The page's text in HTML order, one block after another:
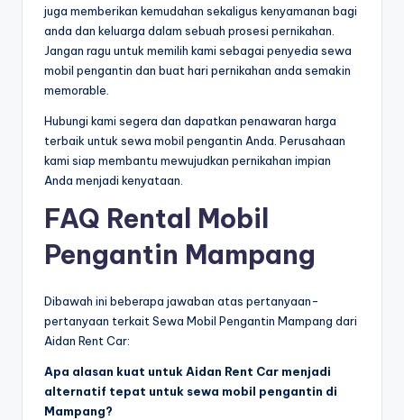
juga memberikan kemudahan sekaligus kenyamanan bagi
anda dan keluarga dalam sebuah prosesi pernikahan.
Jangan ragu untuk memilih kami sebagai penyedia sewa
mobil pengantin dan buat hari pernikahan anda semakin
memorable.
Hubungi kami segera dan dapatkan penawaran harga
terbaik untuk sewa mobil pengantin Anda. Perusahaan
kami siap membantu mewujudkan pernikahan impian
Anda menjadi kenyataan.
FAQ Rental Mobil
Pengantin Mampang
Dibawah ini beberapa jawaban atas pertanyaan-
pertanyaan terkait Sewa Mobil Pengantin Mampang dari
Aidan Rent Car:
Apa alasan kuat untuk Aidan Rent Car menjadi
alternatif tepat untuk sewa mobil pengantin di
Mampang?